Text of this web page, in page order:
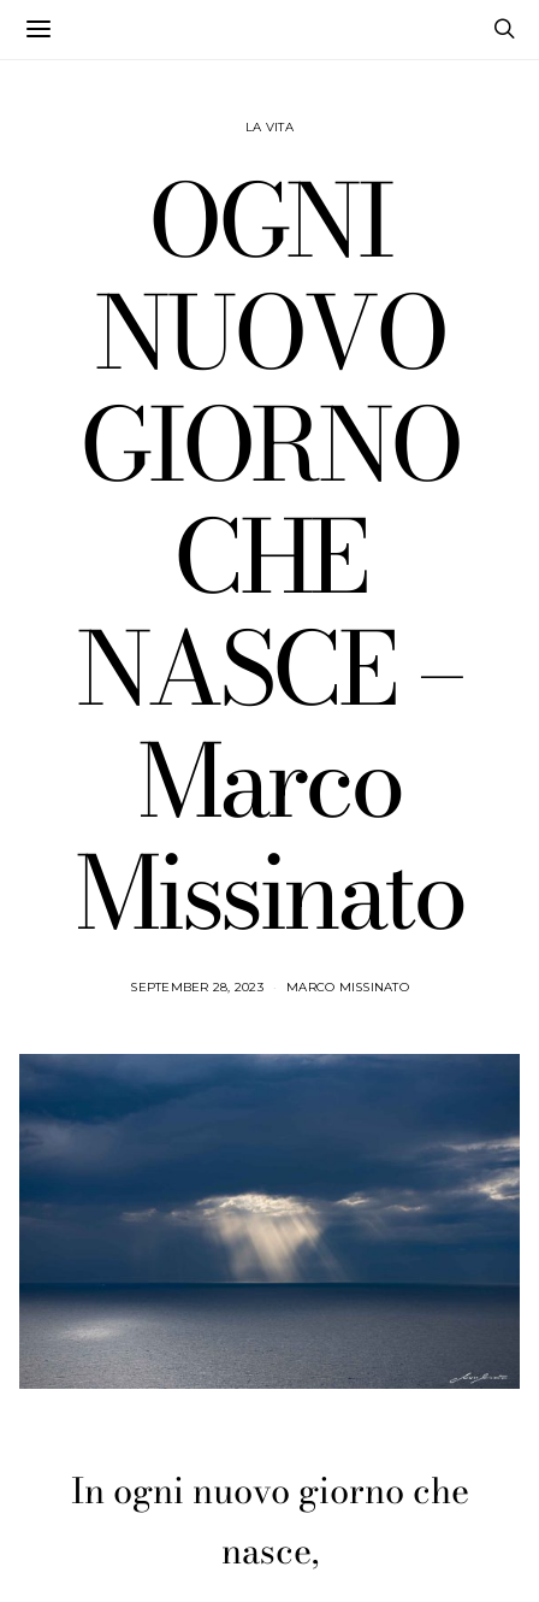
LA VITA
OGNI
NUOVO
GIORNO
CHE
NASCE –
Marco
Missinato
SEPTEMBER 28, 2023 MARCO MISSINATO
In ogni nuovo giorno che
nasce,